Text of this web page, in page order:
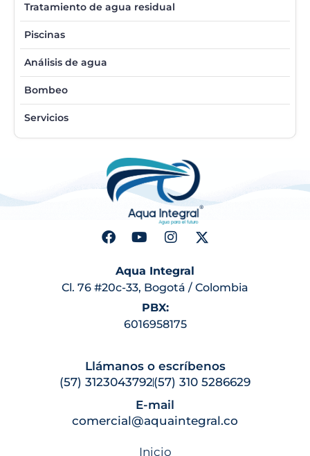
Tratamiento de agua residual
Piscinas
Análisis de agua
Bombeo
Servicios
Aqua Integral
Cl. 76 #20c-33, Bogotá / Colombia
PBX:
6016958175
Llámanos o escríbenos
(57) 3123043792(57) 310 5286629
E-mail
comercial@aquaintegral.co
Inicio